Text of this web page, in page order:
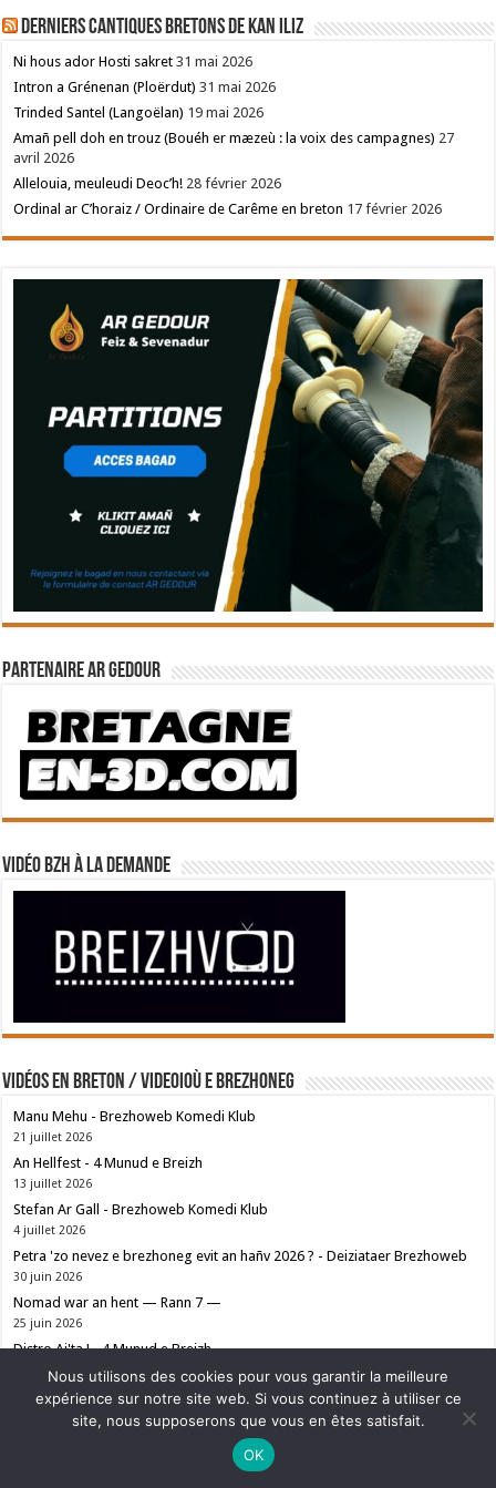
Derniers cantiques bretons de Kan Iliz
Ni hous ador Hosti sakret 31 mai 2026
Intron a Grénenan (Ploërdut) 31 mai 2026
Trinded Santel (Langoëlan) 19 mai 2026
Amañ pell doh en trouz (Bouéh er mæzeù : la voix des campagnes) 27
avril 2026
Allelouia, meuleudi Deoc’h! 28 février 2026
Ordinal ar C’horaiz / Ordinaire de Carême en breton 17 février 2026
Partenaire Ar Gedour
Vidéo BZH à la demande
Vidéos en breton / Videoioù e brezhoneg
Manu Mehu - Brezhoweb Komedi Klub
21 juillet 2026
An Hellfest - 4 Munud e Breizh
13 juillet 2026
Stefan Ar Gall - Brezhoweb Komedi Klub
4 juillet 2026
Petra 'zo nevez e brezhoneg evit an hañv 2026 ? - Deiziataer Brezhoweb
30 juin 2026
Nomad war an hent — Rann 7 —
25 juin 2026
Distro Ai'ta ! - 4 Munud e Breizh
23 juin 2026
Ne manquez pas la nouveauté de Bernard Rio "LA REVOLUTION DES
CLIQUEZ ICI POUR EN SAVOIR PLUS
Nous utilisons des cookies pour vous garantir la meilleure
expérience sur notre site web. Si vous continuez à utiliser ce
site, nous supposerons que vous en êtes satisfait.
OK